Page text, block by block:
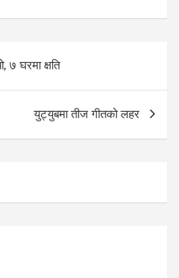
७ घरमा क्षति
युट्युबमा तीज गीतको लहर